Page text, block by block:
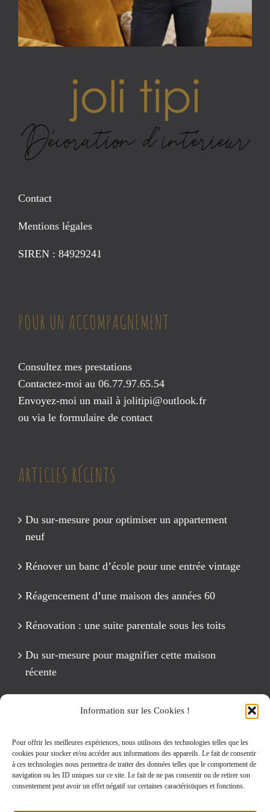
Information sur les Cookies !
Pour offrir les meilleures expériences, nous utilisons des technologies telles que les
cookies pour stocker et/ou accéder aux informations des appareils. Le fait de consentir
à ces technologies nous permettra de traiter des données telles que le comportement de
navigation ou les ID uniques sur ce site. Le fait de ne pas consentir ou de retirer son
consentement peut avoir un effet négatif sur certaines caractéristiques et fonctions.
Contact
Mentions légales
SIREN : 84929241
POUR UN ACCOMPAGNEMENT
Consultez mes prestations
Contactez-moi au 06.77.97.65.54
Envoyez-moi un mail à jolitipi@outlook.fr
ou via le formulaire de contact
ARTICLES RÉCENTS
Du sur-mesure pour optimiser un appartement
neuf
Rénover un banc d’école pour une entrée vintage
Réagencement d’une maison des années 60
Rénovation : une suite parentale sous les toits
Du sur-mesure pour magnifier cette maison
récente
Rechercher: